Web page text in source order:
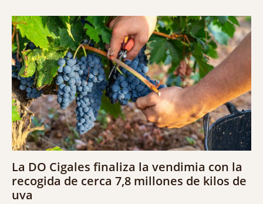
La DO Cigales finaliza la vendimia con la
recogida de cerca 7,8 millones de kilos de
uva